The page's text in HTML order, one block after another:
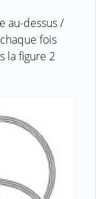
au-dessus /
fois
la figure 2